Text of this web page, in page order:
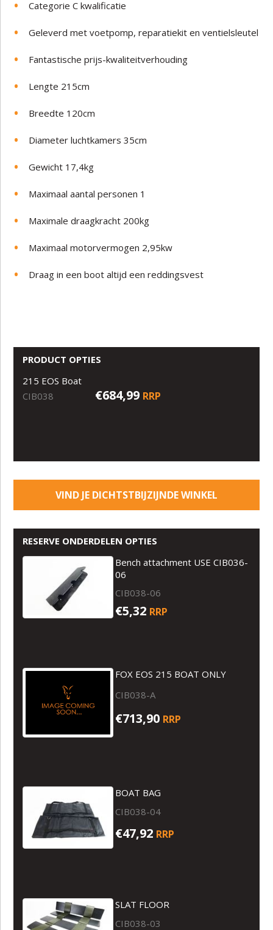
Categorie C kwalificatie
Geleverd met voetpomp, reparatiekit en ventielsleutel
Fantastische prijs-kwaliteitverhouding
Lengte 215cm
Breedte 120cm
Diameter luchtkamers 35cm
Gewicht 17,4kg
Maximaal aantal personen 1
Maximale draagkracht 200kg
Maximaal motorvermogen 2,95kw
Draag in een boot altijd een reddingsvest
PRODUCT OPTIES
215 EOS Boat
CIB038
€684,99 RRP
VIND JE DICHTSTBIJZIJNDE WINKEL
RESERVE ONDERDELEN OPTIES
Bench attachment USE CIB036-
06
CIB038-06
€5,32 RRP
FOX EOS 215 BOAT ONLY
CIB038-A
€713,90 RRP
BOAT BAG
CIB038-04
€47,92 RRP
SLAT FLOOR
CIB038-03